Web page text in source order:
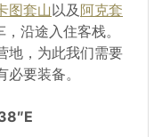
图套山以及 阿克套
沿途入住客栈。
地，为此我们需要
要装备。